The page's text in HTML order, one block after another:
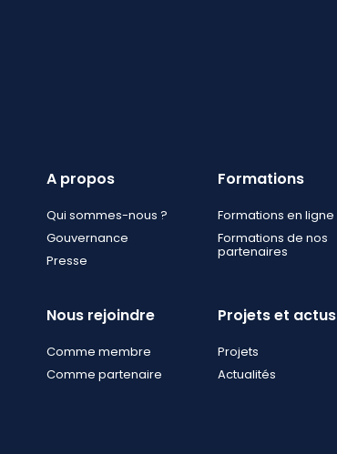
A propos
Qui sommes-nous ?
Gouvernance
Presse
Formations
Formations en ligne
Formations de nos
partenaires
Nous rejoindre
Comme membre
Comme partenaire
Projets et actus
Projets
Actualités